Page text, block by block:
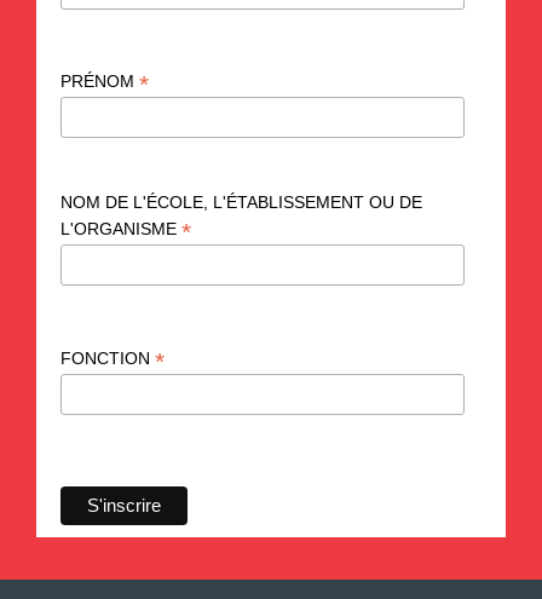
PRÉNOM *
NOM DE L'ÉCOLE, L'ÉTABLISSEMENT OU DE
L'ORGANISME *
FONCTION *